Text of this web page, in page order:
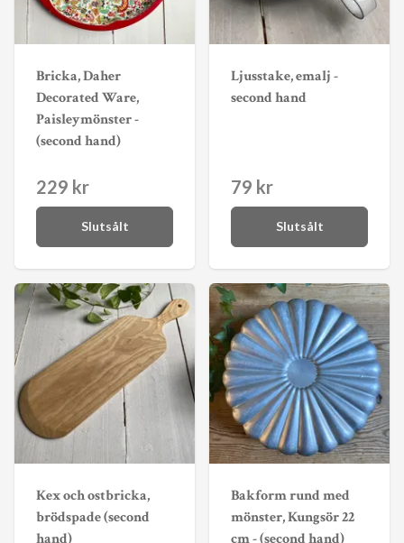
Bricka, Daher
Decorated Ware,
Paisleymönster -
(second hand)
229 kr
Slutsålt
Ljusstake, emalj -
second hand
79 kr
Slutsålt
Kex och ostbricka,
brödspade (second
hand)
Bakform rund med
mönster, Kungsör 22
cm - (second hand)